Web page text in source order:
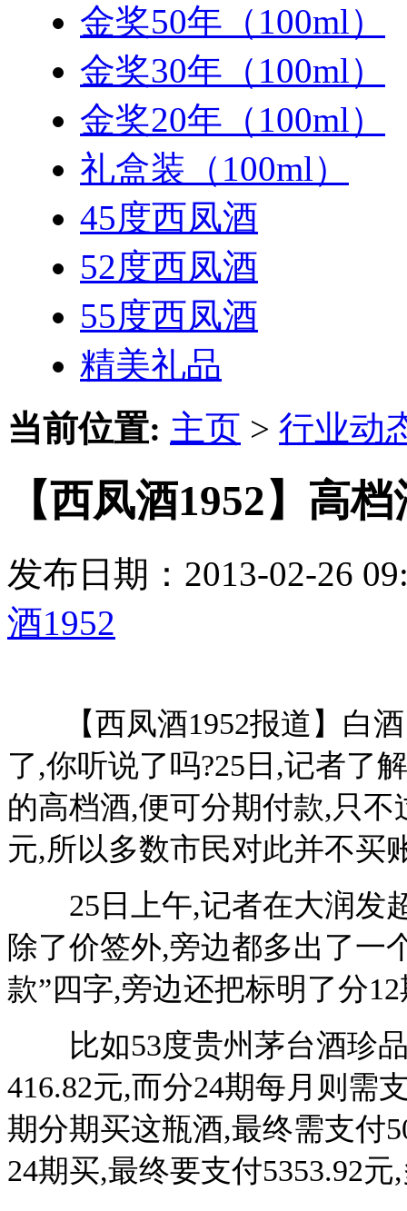
金奖50年（100ml）
金奖30年（100ml）
金奖20年（100ml）
礼盒装（100ml）
45度西凤酒
52度西凤酒
55度西凤酒
精美礼品
当前位置: 主页 > 行业动
【西凤酒1952】高
发布日期：2013-02-26
酒1952
【西凤酒1952报道】白酒
了,你听说了吗?25日,记者了
的高档酒,便可分期付款,只
元,所以多数市民对此并不买
25日上午,记者在大润发
除了价签外,旁边都多出了一
款”四字,旁边还把标明了分
比如53度贵州茅台酒珍品
416.82元,而分24期每月则需
期分期买这瓶酒,最终需支付
24期买,最终要支付5353.92元